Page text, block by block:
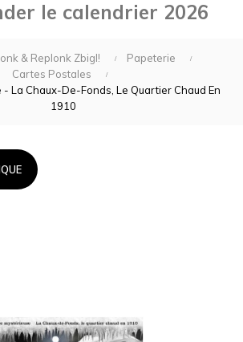
le calendrier 2026
& Replonk Zbigl!
Papeterie
Cartes Postales
La Chaux-De-Fonds, Le Quartier Chaud En
1910